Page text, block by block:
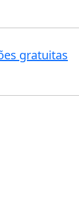
gratuitas